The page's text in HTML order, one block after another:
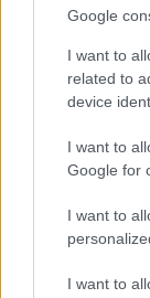
Google
I want to
related to
device
I want to
Google for
I want to
I want to